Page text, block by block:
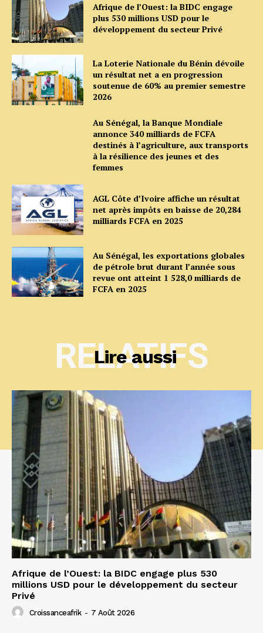
Afrique de l’Ouest: la BIDC engage
plus 530 millions USD pour le
développement du secteur Privé
La Loterie Nationale du Bénin dévoile
un résultat net a en progression
soutenue de 60% au premier semestre
2026
Au Sénégal, la Banque Mondiale
annonce 340 milliards de FCFA
destinés à l’agriculture, aux transports
à la résilience des jeunes et des
femmes
AGL Côte d’Ivoire affiche un résultat
net après impôts en baisse de 20,284
milliards FCFA en 2025
Au Sénégal, les exportations globales
de pétrole brut durant l’année sous
revue ont atteint 1 528,0 milliards de
FCFA en 2025
Lire aussi
RELATIFS
Afrique de l’Ouest: la BIDC engage plus 530
millions USD pour le développement du secteur
Privé
Croissanceafrik - 7 Août 2026